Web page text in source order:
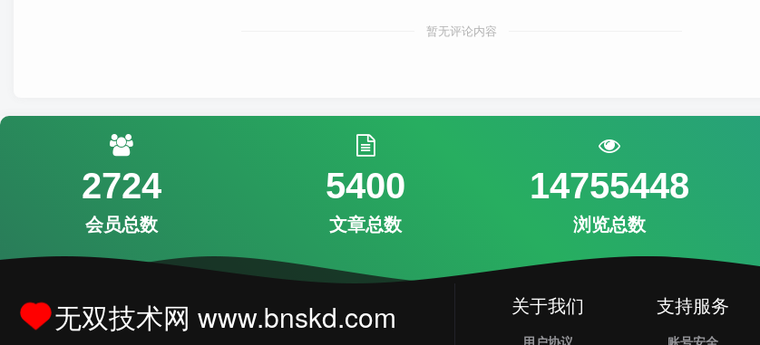
暂无评论内容
2724
会员总数
5400
文章总数
14755448
浏览总数
无双技术网 www.bnskd.com 关于我们
用户协议
支持服务
账号安全